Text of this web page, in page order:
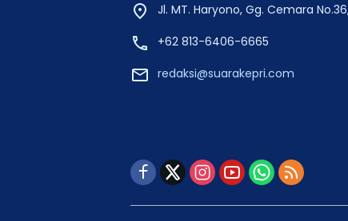
Jl. MT. Haryono, Gg. Cemara
+62 813-6406-6665
redaksi@suarakepri.com